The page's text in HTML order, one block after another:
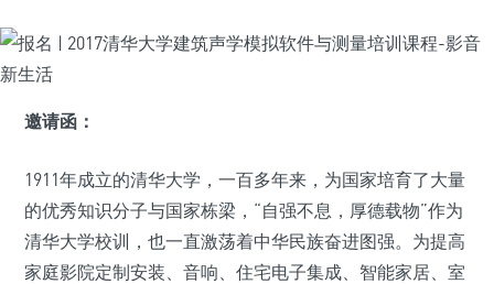
邀请函：
1911年成立的清华大学，一百多年来，为国家培育了大量
的优秀知识分子与国家栋梁，“自强不息，厚德载物”作为
清华大学校训，也一直激荡着中华民族奋进图强。为提高
家庭影院定制安装、音响、住宅电子集成、智能家居、室